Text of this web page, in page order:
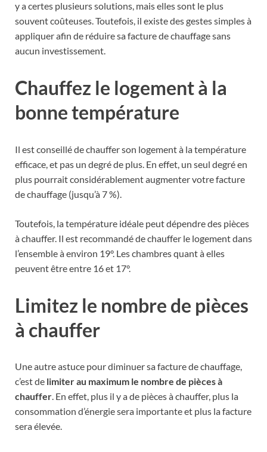
y a certes plusieurs solutions, mais elles sont le plus
souvent coûteuses. Toutefois, il existe des gestes simples à
appliquer afin de réduire sa facture de chauffage sans
aucun investissement.
Chauffez le logement à la
bonne température
Il est conseillé de chauffer son logement à la température
efficace, et pas un degré de plus. En effet, un seul degré en
plus pourrait considérablement augmenter votre facture
de chauffage (jusqu’à 7 %).
Toutefois, la température idéale peut dépendre des pièces
à chauffer. Il est recommandé de chauffer le logement dans
l’ensemble à environ 19°. Les chambres quant à elles
peuvent être entre 16 et 17°.
Limitez le nombre de pièces
à chauffer
Une autre astuce pour diminuer sa facture de chauffage,
c’est de limiter au maximum le nombre de pièces à
chauffer. En effet, plus il y a de pièces à chauffer, plus la
consommation d’énergie sera importante et plus la facture
sera élevée.